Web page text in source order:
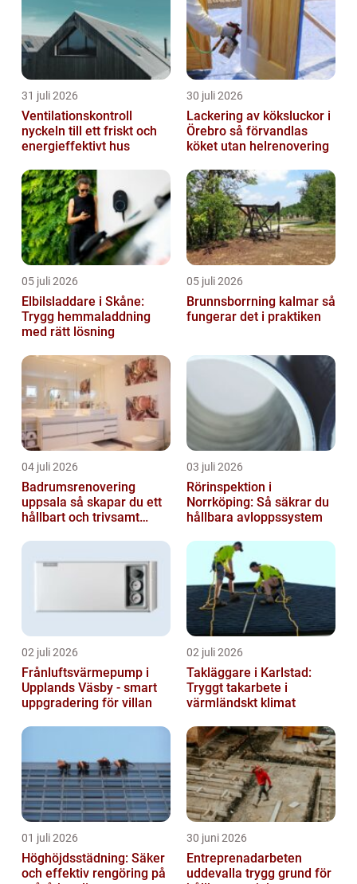
31 juli 2026
Ventilationskontroll
nyckeln till ett friskt och
energieffektivt hus
30 juli 2026
Lackering av köksluckor i
Örebro så förvandlas
köket utan helrenovering
05 juli 2026
Elbilsladdare i Skåne:
Trygg hemmaladdning
med rätt lösning
05 juli 2026
Brunnsborrning kalmar så
fungerar det i praktiken
04 juli 2026
Badrumsrenovering
uppsala så skapar du ett
hållbart och trivsamt
03 juli 2026
Rörinspektion i
Norrköping: Så säkrar du
hållbara avloppssystem
02 juli 2026
Frånluftsvärmepump i
Upplands Väsby - smart
uppgradering för villan
02 juli 2026
Takläggare i Karlstad:
Tryggt takarbete i
värmländskt klimat
01 juli 2026
Höghöjdsstädning: Säker
och effektiv rengöring på
30 juni 2026
Entreprenadarbeten
uddevalla trygg grund för